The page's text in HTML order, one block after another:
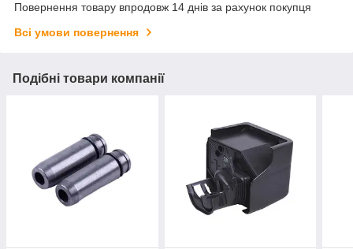
Повернення товару впродовж 14 днів за рахунок покупця
Всі умови повернення
Подібні товари компанії